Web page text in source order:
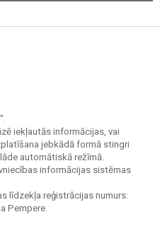
iekļautās informācijas, vai
jebkādā formā stingri
automātiskā režīmā.
informācijas sistēmas
līdzekļa reģistrācijas numurs:
Pempere.